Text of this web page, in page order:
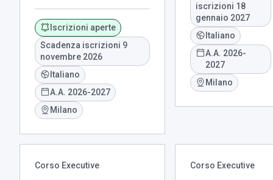
Iscrizioni aperte
Scadenza iscrizioni 9
novembre 2026
Italiano
A.A. 2026-2027
Milano
iscrizioni 18
gennaio 2027
Italiano
A.A. 2026-
2027
Milano
Corso Executive Corso Executive